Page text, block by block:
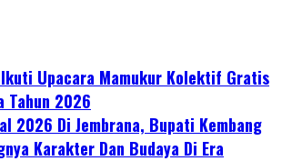
Upacara Mamukur Kolektif Gratis
Tahun 2026
2026 Di Jembrana, Bupati Kembang
Karakter Dan Budaya Di Era